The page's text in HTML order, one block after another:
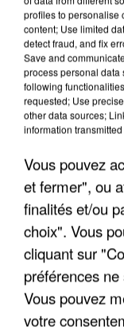
APRÈS
DE FAUNE
profiles to personalise
content; Use limited
detect fraud, and fix
Save and
process personal data
following
requested; Use
other data sources;
information
Vous pouvez
et fermer", ou
finalités et/ou
choix". Vous
cliquant sur
préférences
Vous pouvez
votre